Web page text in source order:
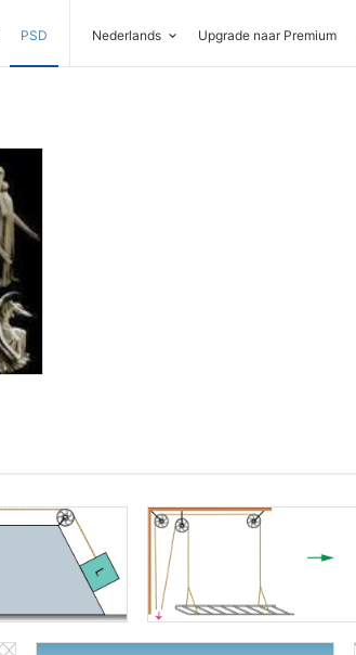
PSD Nederlands Upgrade naar Premium